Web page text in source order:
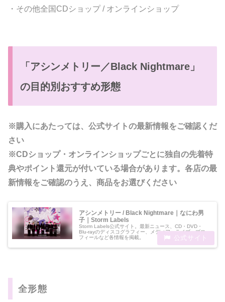
・その他全国CDショップ / オンラインショップ
「アシンメトリー／Black Nightmare」
の目的別おすすめ形態
※購入にあたっては、公式サイトの最新情報をご確認くだ
さい
※CDショップ・オンラインショップごとに独自の先着特
典やポイント還元が付いている場合があります。各店の最
新情報をご確認のうえ、商品をお選びください
アシンメトリー / Black Nightmare｜なにわ男
子｜Storm Labels
Storm Labels公式サイト。最新ニュース、CD・DVD・
Blu-rayのディスコグラフィー、メディア・ライブ・プロ
フィールなど各情報を掲載。
全形態